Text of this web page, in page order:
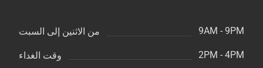
من الاثنين إلى السبت 9AM - 9PM
وقت الغداء 2PM - 4PM